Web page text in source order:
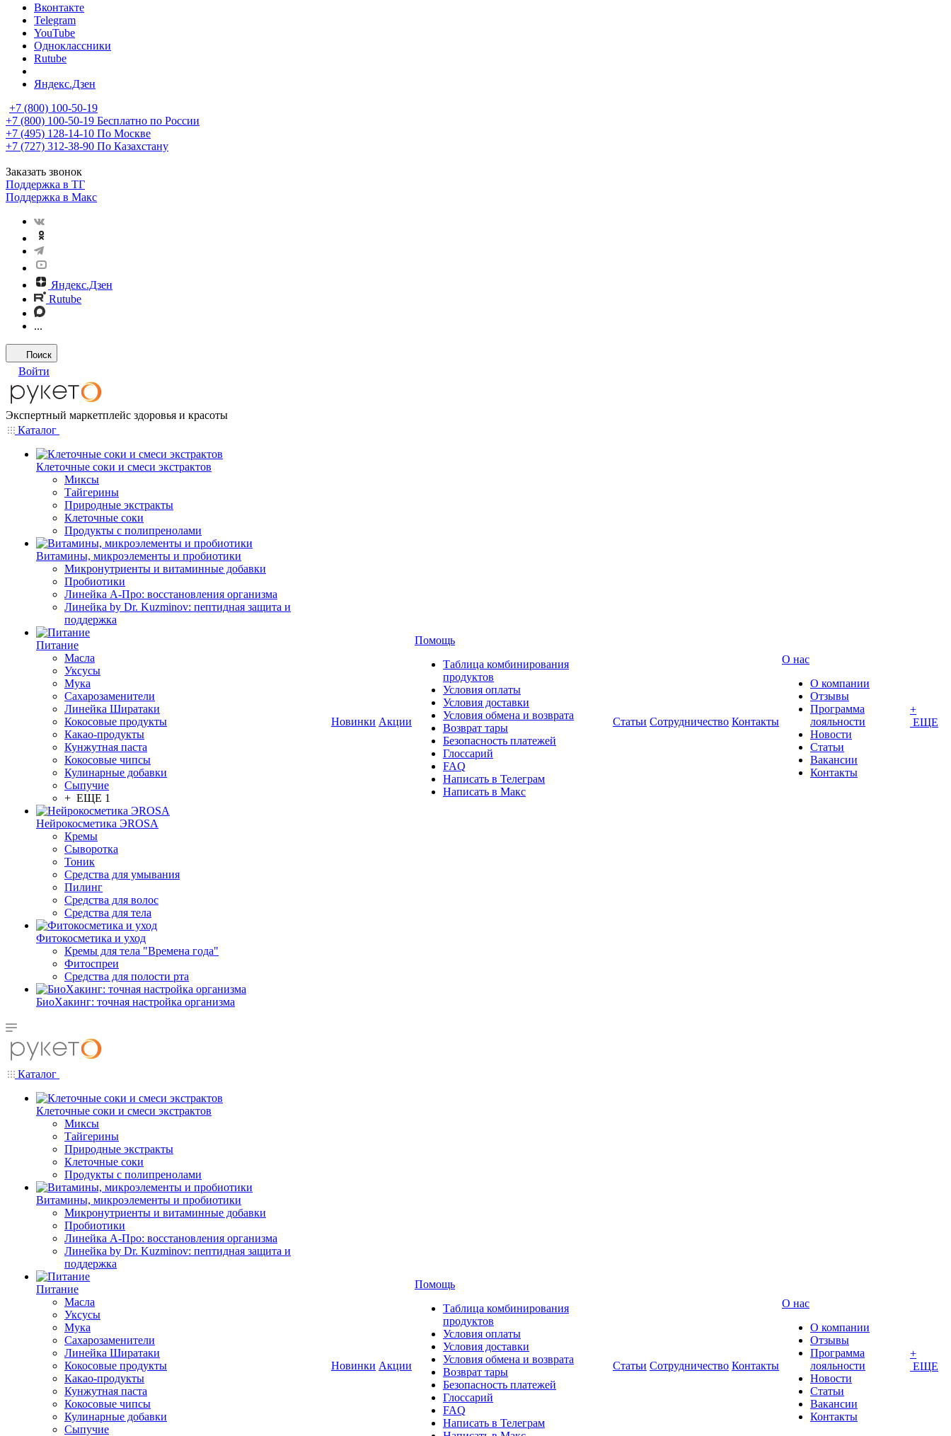
Вконтакте
Telegram
YouTube
Одноклассники
Rutube
Яндекс.Дзен
+7 (800) 100-50-19
+7 (800) 100-50-19 Бесплатно по России
+7 (495) 128-14-10 По Москве
+7 (727) 312-38-90 По Казахстану
Заказать звонок
Поддержка в ТГ
Поддержка в Макс
Яндекс.Дзен
Rutube
...
Поиск
Войти
Экспертный маркетплейс здоровья и красоты
Каталог
Клеточные соки и смеси экстрактов
Миксы
Тайгерины
Природные экстракты
Клеточные соки
Продукты с полипренолами
Витамины, микроэлементы и пробиотики
Микронутриенты и витаминные добавки
Пробиотики
Линейка А-Про: восстановления организма
Линейка by Dr. Kuzminov: пептидная защита и
поддержка
Питание
Масла
Уксусы
Мука
Сахарозаменители
Линейка Ширатаки
Кокосовые продукты
Какао-продукты
Кунжутная паста
Кокосовые чипсы
Кулинарные добавки
Сыпучие
+ ЕЩЕ 1
Нейрокосметика ЭROSA
Кремы
Сыворотка
Тоник
Средства для умывания
Пилинг
Средства для волос
Средства для тела
Фитокосметика и уход
Кремы для тела "Времена года"
Фитоспреи
Средства для полости рта
БиоХакинг: точная настройка организма
Новинки Акции
Помощь
Таблица комбинирования
продуктов
Условия оплаты
Условия доставки
Условия обмена и возврата
Возврат тары
Безопасность платежей
Глоссарий
FAQ
Написать в Телеграм
Написать в Макс
Статьи Сотрудничество Контакты
О нас
О компании
Отзывы
Программа
лояльности
Новости
Статьи
Вакансии
Контакты
+
ЕЩЕ
Каталог
Клеточные соки и смеси экстрактов
Миксы
Тайгерины
Природные экстракты
Клеточные соки
Продукты с полипренолами
Витамины, микроэлементы и пробиотики
Микронутриенты и витаминные добавки
Пробиотики
Линейка А-Про: восстановления организма
Линейка by Dr. Kuzminov: пептидная защита и
поддержка
Питание
Масла
Уксусы
Мука
Сахарозаменители
Линейка Ширатаки
Кокосовые продукты
Какао-продукты
Кунжутная паста
Кокосовые чипсы
Кулинарные добавки
Сыпучие
Новинки Акции
Помощь
Таблица комбинирования
продуктов
Условия оплаты
Условия доставки
Условия обмена и возврата
Возврат тары
Безопасность платежей
Глоссарий
FAQ
Написать в Телеграм
Статьи Сотрудничество Контакты
О нас
О компании
Отзывы
Программа
лояльности
Новости
Статьи
Вакансии
Контакты
+
ЕЩЕ